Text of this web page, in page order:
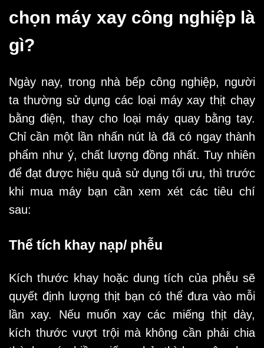
chọn máy xay công nghiệp là
gì?
Ngày nay, trong nhà bếp công nghiệp, người
ta thường sử dụng các loại máy xay thịt chạy
bằng điện, thay cho loại máy quay bằng tay.
Chỉ cần một lần nhấn nút là đã có ngay thành
phẩm như ý, chất lượng đồng nhất. Tuy nhiên
để đạt được hiệu quả sử dụng tối ưu, thì trước
khi mua máy bạn cần xem xét các tiêu chí
sau:
Thể tích khay nạp/ phễu
Kích thước khay hoặc dung tích của phễu sẽ
quyết định lượng thịt bạn có thể đưa vào mỗi
lần xay. Nếu muốn xay các miếng thịt dày,
kích thước vượt trội mà không cần phải chia